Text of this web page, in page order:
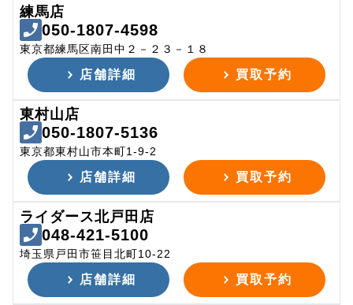
練馬店
050-1807-4598
東京都練馬区南田中２－２３－１８
店舗詳細 買取予約
東村山店
050-1807-5136
東京都東村山市本町1-9-2
店舗詳細 買取予約
ライダース北戸田店
048-421-5100
埼玉県戸田市笹目北町10-22
店舗詳細 買取予約